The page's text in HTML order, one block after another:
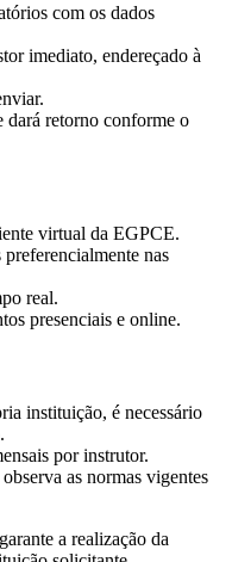
com os dados
imediato, endereçado à
dará retorno conforme o
virtual da EGPCE.
nas
real.
presenciais e online.
instituição, é necessário
por instrutor.
as normas vigentes
a realização da